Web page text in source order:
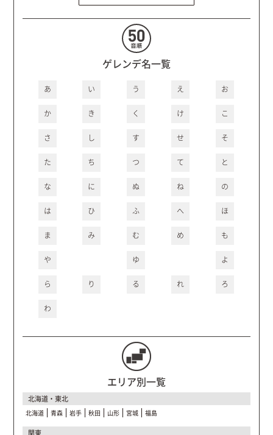
ゲレンデ名一覧
あ い う え お
か き く け こ
さ し す せ そ
た ち つ て と
な に ぬ ね の
は ひ ふ へ ほ
ま み む め も
や ゆ よ
ら り る れ ろ
わ
エリア別一覧
北海道・東北
北海道 青森 岩手 秋田 山形 宮城 福島